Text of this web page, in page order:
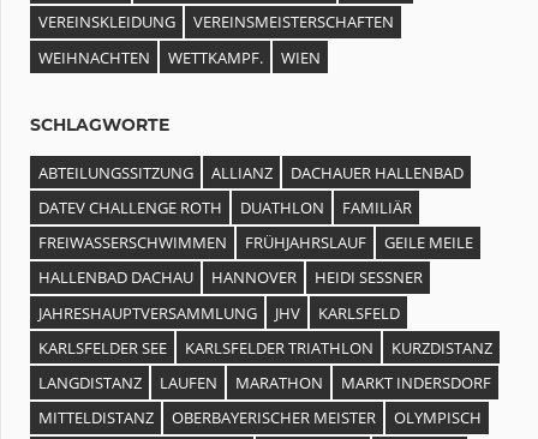
VEREINSKLEIDUNG
VEREINSMEISTERSCHAFTEN
WEIHNACHTEN
WETTKAMPF. WIEN
SCHLAGWORTE
ABTEILUNGSSITZUNG ALLIANZ
DACHAUER HALLENBAD
DATEV CHALLENGE ROTH
DUATHLON
FAMILIÄR
FREIWASSERSCHWIMMEN
FRÜHJAHRSLAUF
GEILE MEILE
HALLENBAD DACHAU
HANNOVER
HEIDI SESSNER
JAHRESHAUPTVERSAMMLUNG
JHV
KARLSFELD
KARLSFELDER SEE
KARLSFELDER TRIATHLON
KURZDISTANZ
LANGDISTANZ
LAUFEN MARATHON
MARKT INDERSDORF
MITTELDISTANZ
OBERBAYERISCHER MEISTER
OLYMPISCH